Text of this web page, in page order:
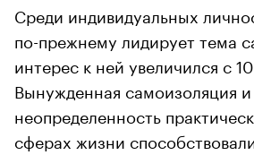
Среди индивидуальных
по-прежнему лидирует тема
интерес к ней увеличился с 10
Вынужденная самоизоляция и
неопределенность
сферах жизни